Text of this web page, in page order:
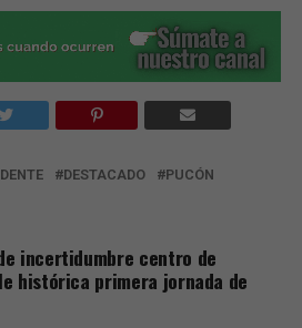
DESTACADO
PUCÓN
incertidumbre centro de
histórica primera jornada de